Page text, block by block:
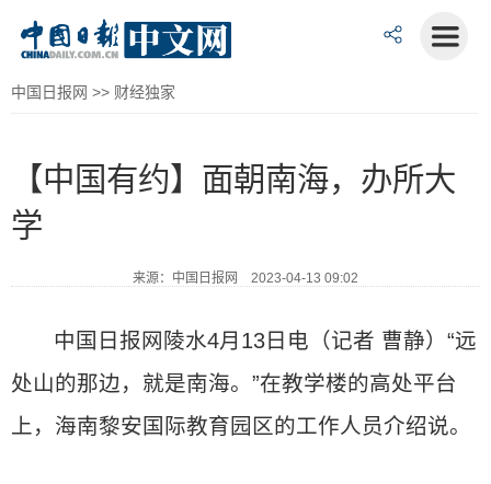
中国日报网 >> 财经独家
【中国有约】面朝南海，办所大
学
来源：中国日报网 2023-04-13 09:02
中国日报网陵水4月13日电（记者 曹静）“远
处山的那边，就是南海。”在教学楼的高处平台
上，海南黎安国际教育园区的工作人员介绍说。